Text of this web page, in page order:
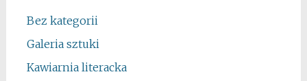
Bez kategorii
Galeria sztuki
Kawiarnia literacka